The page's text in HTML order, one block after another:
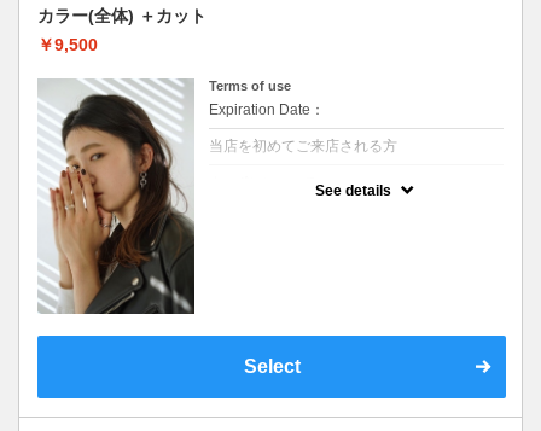
カラー(全体) ＋カット
￥9,500
Terms of use
Expiration Date：
当店を初めてご来店される方
See details
Select